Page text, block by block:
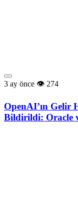
3 ay önce 274
OpenAI’ın Gelir
Bildirildi: Oracle